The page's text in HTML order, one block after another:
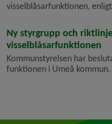
vissel­blåsar­funktionen,
Styrgruppen ska säkerställa
korrekt tills en perman...
Ny styrgrupp och
visselblåsarfunktionen
Kommunstyrelsen har
funktionen i Umeå